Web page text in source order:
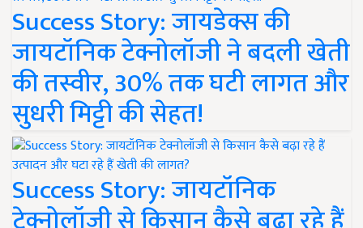
Success Story: जायडेक्स की
जायटॉनिक टेक्नोलॉजी ने बदली खेती
की तस्वीर, 30% तक घटी लागत और
सुधरी मिट्टी की सेहत!
Success Story: जायटॉनिक